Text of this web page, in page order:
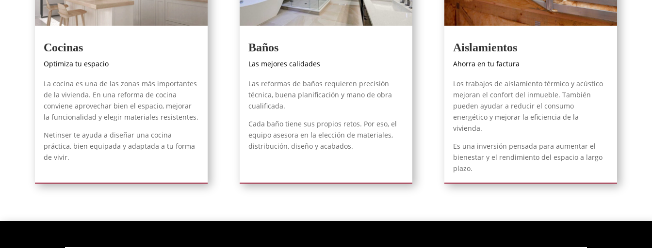
Cocinas
Optimiza tu espacio
La cocina es una de las zonas más importantes
de la vivienda. En una reforma de cocina
conviene aprovechar bien el espacio, mejorar
la funcionalidad y elegir materiales resistentes.
Netinser te ayuda a diseñar una cocina
práctica, bien equipada y adaptada a tu forma
de vivir.
Baños
Las mejores calidades
Las reformas de baños requieren precisión
técnica, buena planificación y mano de obra
cualificada.
Cada baño tiene sus propios retos. Por eso, el
equipo asesora en la elección de materiales,
distribución, diseño y acabados.
Aislamientos
Ahorra en tu factura
Los trabajos de aislamiento térmico y acústico
mejoran el confort del inmueble. También
pueden ayudar a reducir el consumo
energético y mejorar la eficiencia de la
vivienda.
Es una inversión pensada para aumentar el
bienestar y el rendimiento del espacio a largo
plazo.